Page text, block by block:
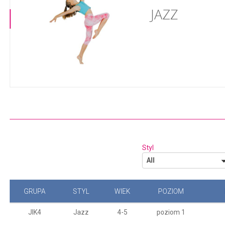
JAZZ
Styl
All
GRUPA STYL WIEK POZIOM
JIK4 Jazz 4-5 poziom 1